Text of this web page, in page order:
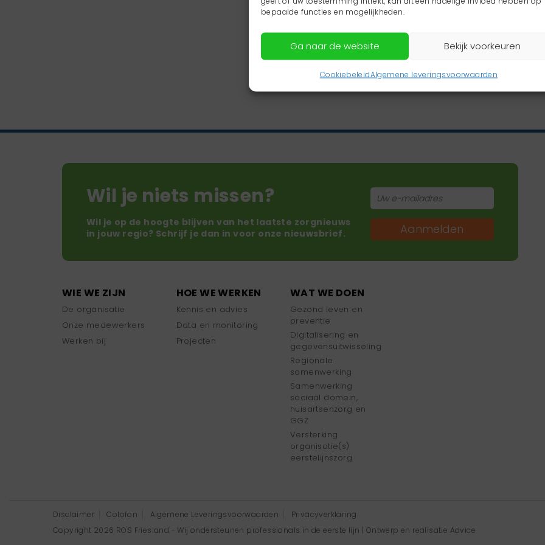
bepaalde functies en mogelijkheden.
Ga naar de website Bekijk voorkeuren
CookiebeleidAlgemene leveringsvoorwaarden
Wil je niets missen?
Wil je op de hoogte blijven van het laatste zorgnieuws
in jouw regio? Schrijf je dan in voor onze nieuwsbrief.
Aanmelden
WIE WE ZIJN
De organisatie
Onze medewerkers
Werken bij
HOE WE WERKEN
Kennis en advies
Data en monitoring
Projecten
WAT WE DOEN
Gezond leven en
preventie
Digitalisering en
gegevensuitwisseling
Regionale
samenwerking
Samenwerking
sociaal domein,
huisartsenzorg en
GGZ
Versterking
organisatie(s)
eerstelijnszorg
Disclaimer Colofon Algemene Leveringsvoorwaarden
Privacyverklaring
Copyright 2026 ROS Friesland - Wij ondersteunen professionals in de eerste lijn | Ontwerp en realisatie Advice